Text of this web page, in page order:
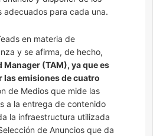
adecuados para cada una.
en materia de
y se afirma, de hecho,
Manager (TAM), ya que es
emisiones de cuatro
de Medios que mide las
a la entrega de contenido
la infraestructura utilizada
de Anuncios que da